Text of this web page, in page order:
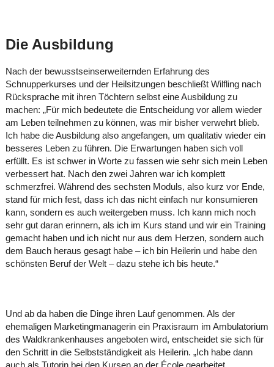
Die Ausbildung
Nach der bewusstseinserweiternden Erfahrung des
Schnupperkurses und der Heilsitzungen beschließt Wilfling nach
Rücksprache mit ihren Töchtern selbst eine Ausbildung zu
machen: „Für mich bedeutete die Entscheidung vor allem wieder
am Leben teilnehmen zu können, was mir bisher verwehrt blieb.
Ich habe die Ausbildung also angefangen, um qualitativ wieder ein
besseres Leben zu führen. Die Erwartungen haben sich voll
erfüllt. Es ist schwer in Worte zu fassen wie sehr sich mein Leben
verbessert hat. Nach den zwei Jahren war ich komplett
schmerzfrei. Während des sechsten Moduls, also kurz vor Ende,
stand für mich fest, dass ich das nicht einfach nur konsumieren
kann, sondern es auch weitergeben muss. Ich kann mich noch
sehr gut daran erinnern, als ich im Kurs stand und wir ein Training
gemacht haben und ich nicht nur aus dem Herzen, sondern auch
dem Bauch heraus gesagt habe – ich bin Heilerin und habe den
schönsten Beruf der Welt – dazu stehe ich bis heute.“
Und ab da haben die Dinge ihren Lauf genommen. Als der
ehemaligen Marketingmanagerin ein Praxisraum im Ambulatorium
des Waldkrankenhauses angeboten wird, entscheidet sie sich für
den Schritt in die Selbstständigkeit als Heilerin. „Ich habe dann
auch als Tutorin bei den Kursen an der École gearbeitet.